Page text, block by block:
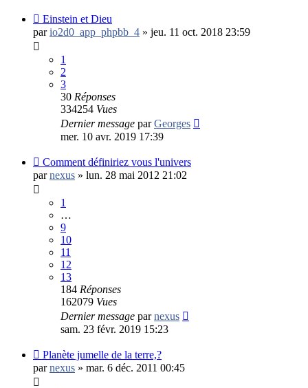
Einstein et Dieu
pario2d0_app_phpbb_4 » jeu. 11 oct. 2018 23:59
1
2
3
30 Réponses
334254 Vues
Dernier message parGeorges
mer. 10 avr. 2019 17:39
Comment définiriez vous l'univers
parnexus » lun. 28 mai 2012 21:02
1
…
9
10
11
12
13
184 Réponses
162079 Vues
Dernier message parnexus
sam. 23 févr. 2019 15:23
Planète jumelle de la terre,?
parnexus » mar. 6 déc. 2011 00:45